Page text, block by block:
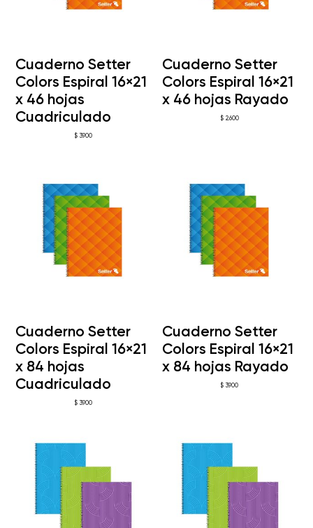
Cuaderno Setter
Colors Espiral 16×21
x 46 hojas
Cuadriculado
$3.900
Cuaderno Setter
Colors Espiral 16×21
x 46 hojas Rayado
$2.600
Cuaderno Setter
Colors Espiral 16×21
x 84 hojas
Cuadriculado
$3.900
Cuaderno Setter
Colors Espiral 16×21
x 84 hojas Rayado
$ 3.900